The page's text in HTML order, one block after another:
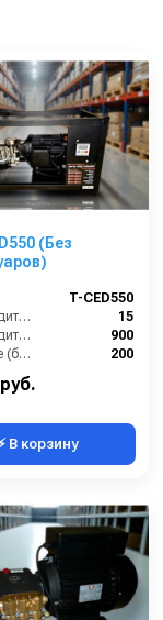
(Без
T-CED550
Производительность (л/мин):
15
Производительность (л/ч):
900
Давление (бар):
200
Напряжение (В):
В корзину